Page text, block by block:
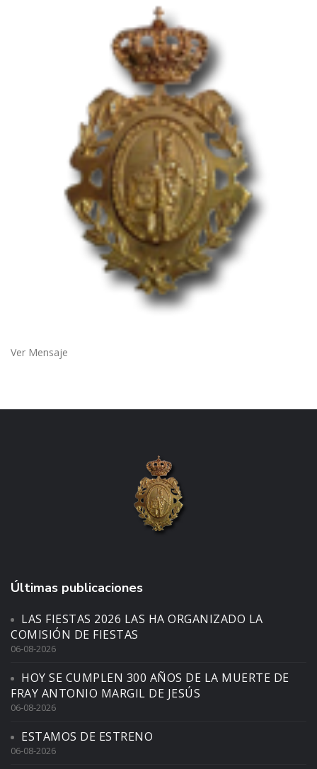
Ver Mensaje
Últimas publicaciones
LAS FIESTAS 2026 LAS HA ORGANIZADO LA
COMISIÓN DE FIESTAS
06-08-2026
HOY SE CUMPLEN 300 AÑOS DE LA MUERTE DE
FRAY ANTONIO MARGIL DE JESÚS
06-08-2026
ESTAMOS DE ESTRENO
06-08-2026